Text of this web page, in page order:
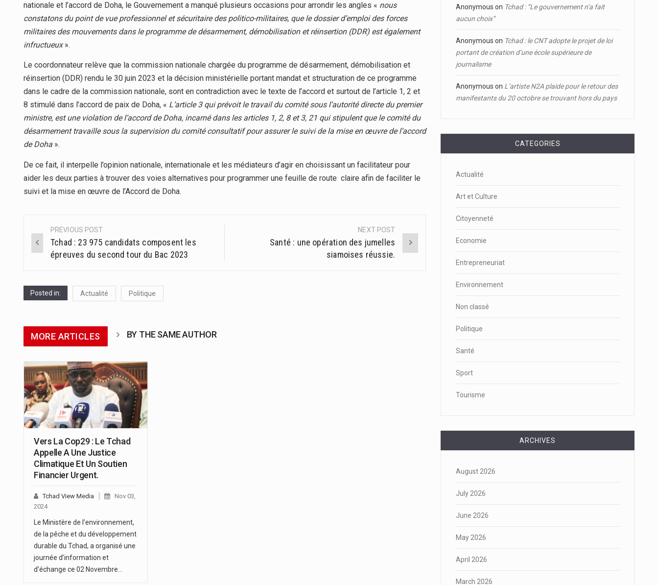
nationale et l’accord de Doha, le Gouvernement a manqué plusieurs occasions pour arrondir les angles « nous
constatons du point de vue professionnel et sécuritaire des politico-militaires, que le dossier d’emploi des forces
militaires des mouvements dans le programme de désarmement, démobilisation et réinsertion (DDR) est également
infructueux».
Le coordonnateur relève que la commission nationale chargée du programme de désarmement, démobilisation et
réinsertion (DDR) rendu le 30 juin 2023 et la décision ministérielle portant mandat et structuration de ce programme
dans le cadre de la commission nationale, sont en contradiction avec le texte de l’accord et surtout de l’article 1, 2 et
8 stimulé dans l’accord de paix de Doha, « L’article 3 qui prévoit le travail du comité sous l’autorité directe du premier
ministre, est une violation de l’accord de Doha, incarné dans les articles 1, 2, 8 et 3, 21 qui stipulent que le comité du
désarmement travaille sous la supervision du comité consultatif pour assurer le suivi de la mise en œuvre de l’accord
de Doha ».
De ce fait, il interpelle l’opinion nationale, internationale et les médiateurs d’agir en choisissant un facilitateur pour
aider les deux parties à trouver des voies alternatives pour programmer une feuille de route claire afin de faciliter le
suivi et la mise en œuvre de l’Accord de Doha.
Post
navigation
PREVIOUS POST
Tchad : 23 975 candidats composent les
épreuves du second tour du Bac 2023
NEXT POST
Santé : une opération des jumelles
siamoises réussie.
Posted in: Actualité Politique
MORE ARTICLES BY THE SAME AUTHOR
Vers La Cop29 : Le Tchad
Appelle A Une Justice
Climatique Et Un Soutien
Financier Urgent.
Tchad View Media
Nov 03,
2024
Le Ministère de l’environnement,
de la pêche et du développement
durable du Tchad, a organisé une
journée d’information et
d’échange ce 02 Novembre…
Anonymous on Tchad : ‘’Le gouvernement n’a fait
aucun choix’’
Anonymous on Tchad : le CNT adopte le projet de loi
portant de création d’une école supérieure de
journalisme
Anonymous on L’artiste N2A plaide pour le retour des
manifestants du 20 octobre se trouvant hors du pays
CATEGORIES
Actualité
Art et Culture
Citoyenneté
Economie
Entrepreneuriat
Environnement
Non classé
Politique
Santé
Sport
Tourisme
ARCHIVES
August 2026
July 2026
June 2026
May 2026
April 2026
March 2026